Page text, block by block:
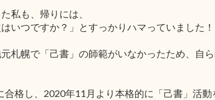
私も、帰りには、
いつですか？」とすっかりハマっていました！
札幌で「己書」の師範がいなかったため、自
格し、2020年11月より本格的に「己書」活動